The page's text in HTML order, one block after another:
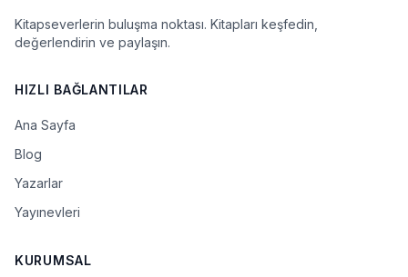
Kitapseverlerin buluşma noktası. Kitapları keşfedin,
değerlendirin ve paylaşın.
HIZLI BAĞLANTILAR
Ana Sayfa
Blog
Yazarlar
Yayınevleri
KURUMSAL